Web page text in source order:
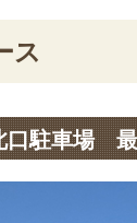
ス
口駐車場